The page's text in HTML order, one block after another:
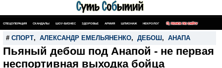
СПЕЦОПЕРАЦИЯ СКАНДАЛЫ ШОУ-БИЗНЕС ЗДОРОВЬЕ АРМИЯ ШПИОНАЖ НЕКРОЛОГ ПОИСК ПО САЙТУ
# СПОРТ, АЛЕКСАНДР ЕМЕЛЬЯНЕНКО, ДЕБОШ , АНАПА
Пьяный дебош под Анапой - не первая
неспортивная выходка бойца